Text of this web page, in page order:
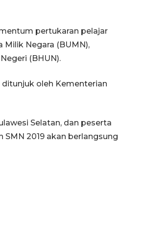
pertukaran pelajar
Milik Negara (BUMN),
(BHUN).
ditunjuk oleh Kementerian
Selatan, dan peserta
SMN 2019 akan berlangsung